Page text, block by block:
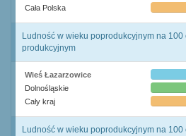
Cała Polska
Ludność w wieku poprodukcyjnym na 100
produkcyjnym
Wieś Łazarzowice
Dolnośląskie
Cały kraj
Ludność w wieku poprodukcyjnym na 100